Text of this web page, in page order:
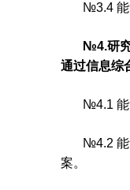
№3.4
№4.研
通过信息综
№4.1
№4.2
案。